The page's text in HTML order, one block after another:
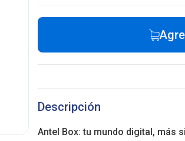
Descripción
Antel Box: tu mundo digital, más